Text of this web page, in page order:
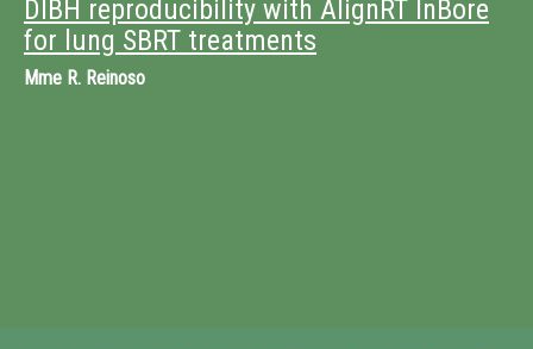
DIBH reproducibility with AlignRT InBore
for lung SBRT treatments
Mme R. Reinoso